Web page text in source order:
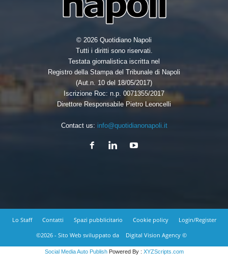
© 2026 Quotidiano Napoli
Tutti i diritti sono riservati.
Testata giornalistica iscritta nel
Registro della Stampa del Tribunale di Napoli
(Aut.n. 10 del 18/05/2017)
Iscrizione Roc: n.p. 0071355/2017
Direttore Responsabile Pietro Leoncelli
Contact us: info@quotidianonapoli.it
Lo Staff Contatti Spazi pubblicitario Cookie policy
Login/Register
©2026 - Sito Web sviluppato da
Digital Vision Agency ©
Social Media Auto PublishPowered By : XYZScripts.com